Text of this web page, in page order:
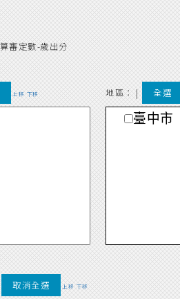
審定數-歲出分
上移 下移 地區： | 全選
臺中市
取消全選 上移 下移